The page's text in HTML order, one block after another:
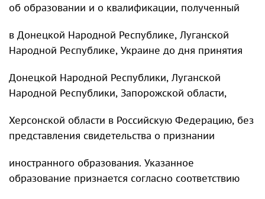
об образовании и о квалификации, полученный
в Донецкой Народной Республике, Луганской
Народной Республике, Украине до дня принятия
Донецкой Народной Республики, Луганской
Народной Республики, Запорожской области,
Херсонской области в Российскую Федерацию, без
представления свидетельства о признании
иностранного образования. Указанное
образование признается согласно соответствию